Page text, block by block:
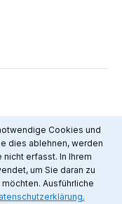
Cookies und
dies ablehnen, werden
erfasst. In Ihrem
um Sie daran zu
Ausführliche